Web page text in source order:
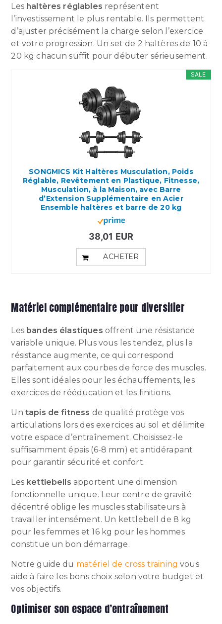
Les haltères réglables représentent
l’investissement le plus rentable. Ils permettent
d’ajuster précisément la charge selon l’exercice
et votre progression. Un set de 2 haltères de 10 à
20 kg chacun suffit pour débuter sérieusement.
SALE
SONGMICS Kit Haltères Musculation, Poids
Réglable, Revêtement en Plastique, Fitnesse,
Musculation, à la Maison, avec Barre
d’Extension Supplémentaire en Acier
Ensemble haltères et barre de 20 kg
38,01 EUR
ACHETER
Matériel complémentaire pour diversifier
Les bandes élastiques offrent une résistance
variable unique. Plus vous les tendez, plus la
résistance augmente, ce qui correspond
parfaitement aux courbes de force des muscles.
Elles sont idéales pour les échauffements, les
exercices de rééducation et les finitions.
Un tapis de fitness de qualité protège vos
articulations lors des exercices au sol et délimite
votre espace d’entraînement. Choisissez-le
suffisamment épais (6-8 mm) et antidérapant
pour garantir sécurité et confort.
Les kettlebells apportent une dimension
fonctionnelle unique. Leur centre de gravité
décentré oblige les muscles stabilisateurs à
travailler intensément. Un kettlebell de 8 kg
pour les femmes et 16 kg pour les hommes
constitue un bon démarrage.
Notre guide du matériel de cross training vous
aide à faire les bons choix selon votre budget et
vos objectifs.
Optimiser son espace d’entraînement